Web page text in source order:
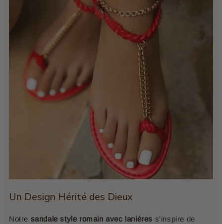
Un Design Hérité des Dieux
Notre sandale style romain avec lanières s'inspire de